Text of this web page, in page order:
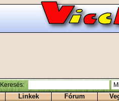
Keresés:
Linkek Fórum